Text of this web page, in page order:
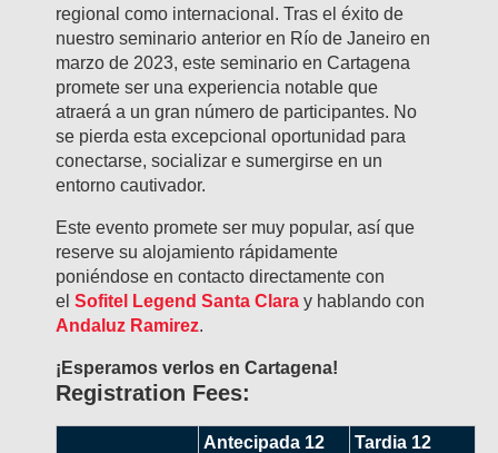
regional como internacional. Tras el éxito de
nuestro seminario anterior en Río de Janeiro en
marzo de 2023, este seminario en Cartagena
promete ser una experiencia notable que
atraerá a un gran número de participantes. No
se pierda esta excepcional oportunidad para
conectarse, socializar e sumergirse en un
entorno cautivador.
Este evento promete ser muy popular, así que
reserve su alojamiento rápidamente
poniéndose en contacto directamente con
el Sofitel Legend Santa Clara y hablando con
Andaluz Ramirez.
¡Esperamos verlos en Cartagena!
Registration Fees:
Antecipada 12
Tardia 12